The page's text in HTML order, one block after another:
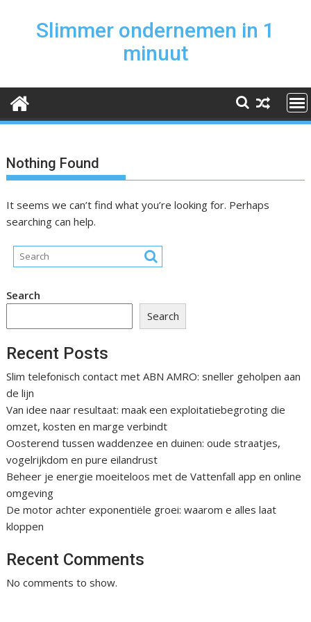
Slimmer ondernemen in 1
minuut
Nothing Found
It seems we can’t find what you’re looking for. Perhaps
searching can help.
Search
Search
Recent Posts
Slim telefonisch contact met ABN AMRO: sneller geholpen aan
de lijn
Van idee naar resultaat: maak een exploitatiebegroting die
omzet, kosten en marge verbindt
Oosterend tussen waddenzee en duinen: oude straatjes,
vogelrijkdom en pure eilandrust
Beheer je energie moeiteloos met de Vattenfall app en online
omgeving
De motor achter exponentiële groei: waarom e alles laat
kloppen
Recent Comments
No comments to show.